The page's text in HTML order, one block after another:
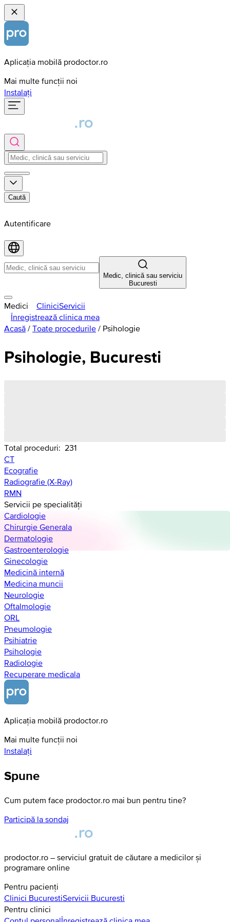
Aplicația mobilă prodoctor.ro
Mai multe funcții noi
Instalați
Caută
Autentificare
Medic, clinică sau serviciu
Bucuresti
Medici CliniciServicii
Înregistrează clinica mea
Acasă / Toate procedurile / Psihologie
Psihologie, Bucuresti
Total proceduri: 231
CT
Ecografie
Radiografie (X-Ray)
RMN
Servicii pe specialități
Cardiologie
Chirurgie Generala
Dermatologie
Gastroenterologie
Ginecologie
Medicină internă
Medicina muncii
Neurologie
Oftalmologie
ORL
Pneumologie
Psihiatrie
Psihologie
Radiologie
Recuperare medicala
Aplicația mobilă prodoctor.ro
Mai multe funcții noi
Instalați
Spune
Cum putem face prodoctor.ro mai bun pentru tine?
Participă la sondaj
prodoctor.ro – serviciul gratuit de căutare a medicilor și
programare online
Pentru pacienți
Clinici BucurestiServicii Bucuresti
Pentru clinici